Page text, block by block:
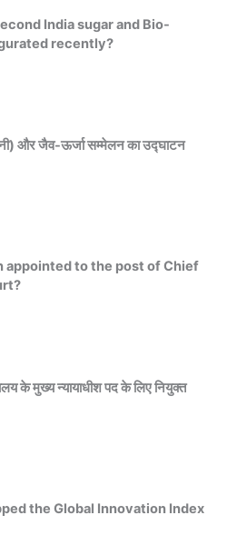
India sugar and Bio-
recently?
और जैव-ऊर्जा सम्मेलन का उद्घाटन
appointed to the post of Chief
के मुख्य न्यायाधीश पद के लिए नियुक्त
the Global Innovation Index